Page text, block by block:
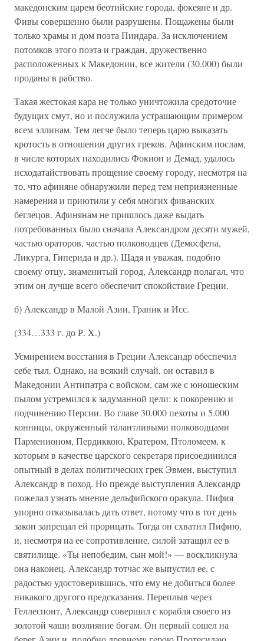
македонским царем беотийские города, фокеяне и др.
Фивы совершенно были разрушены. Пощажены были
только храмы и дом поэта Пиндара. За исключением
потомков этого поэта и граждан, дружественно
расположенных к Македонии, все жители (30.000) были
проданы в рабство.
Такая жестокая кара не только уничтожила средоточие
будущих смут, но и послужила устрашающим примером
всем эллинам. Тем легче было теперь царю выказать
кротость в отношении других греков. Афинским послам,
в числе которых находились Фокион и Демад, удалось
исходатайствовать прощение своему городу, несмотря на
то, что афиняне обнаружили перед тем неприязненные
намерения и приютили у себя многих фиванских
беглецов. Афинянам не пришлось даже выдать
потребованных было сначала Александром десяти мужей,
частью ораторов, частью полководцев (Демосфена,
Ликурга, Гиперида и др.). Щадя и уважая, подобно
своему отцу, знаменитый город, Александр полагал, что
этим он лучше всего обеспечит спокойствие Греции.
б) Александр в Малой Азии, Граник и Исс.
(334…333 г. до Р. X.)
Усмирением восстания в Греции Александр обеспечил
себе тыл. Однако, на всякий случай, он оставил в
Македонии Антипатра с войском, сам же с юношеским
пылом устремился к задуманной цели: к покорению и
подчинению Персии. Во главе 30.000 пехоты и 5.000
конницы, окруженный талантливыми полководцами
Парменионом, Пердиккою, Кратером, Птоломеем, к
которым в качестве царского секретаря присоединился
опытный в делах политических грек Эвмен, выступил
Александр в поход. Но прежде выступления Александр
пожелал узнать мнение дельфийского оракула. Пифия
упорно отказывалась дать ответ, потому что в тот день
закон запрещал ей прорицать. Тогда он схватил Пифию,
и, несмотря на ее сопротивление, силой затащил ее в
святилище. «Ты непобедим, сын мой!» — воскликнула
она наконец. Александр тотчас же выпустил ее, с
радостью удостоверившись, что ему не добиться более
никакого другого предсказания. Переплыв через
Геллеспонт, Александр совершил с корабля своего из
золотой чаши возлияние богам. Он первый сошел на